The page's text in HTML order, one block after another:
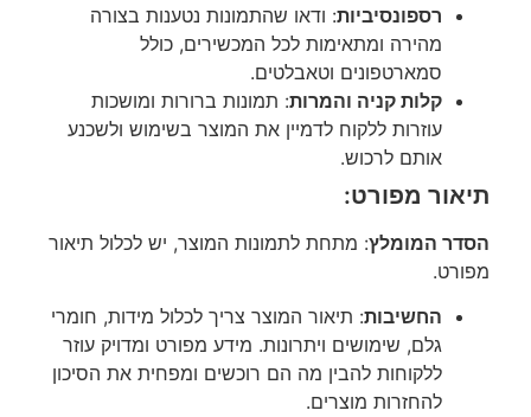
רספונסיביות: ודאו שהתמונות נטענות בצורה
מהירה ומתאימות לכל המכשירים, כולל
סמארטפונים וטאבלטים.
קלות קניה והמרות: תמונות ברורות ומושכות
עוזרות ללקוח לדמיין את המוצר בשימוש ולשכנע
אותם לרכוש.
תיאור מפורט:
הסדר המומלץ: מתחת לתמונות המוצר, יש לכלול תיאור
מפורט.
החשיבות: תיאור המוצר צריך לכלול מידות, חומרי
גלם, שימושים ויתרונות. מידע מפורט ומדויק עוזר
ללקוחות להבין מה הם רוכשים ומפחית את הסיכון
להחזרות מוצרים.